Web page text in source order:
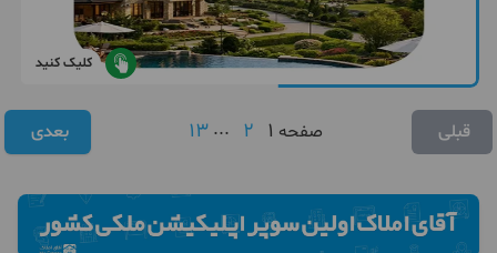
کلیک کنید
قبلی صفحه 1
2
...
13 بعدی